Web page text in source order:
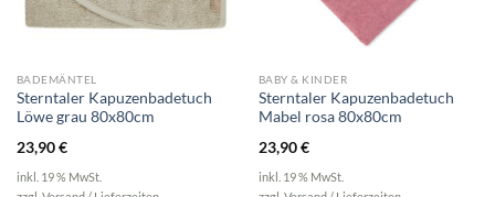
BADEMÄNTEL
Sterntaler Kapuzenbadetuch
Löwe grau 80x80cm
23,90€
inkl. 19 % MwSt.
BABY & KINDER
Sterntaler Kapuzenbadetuch
Mabel rosa 80x80cm
23,90€
inkl. 19 % MwSt.